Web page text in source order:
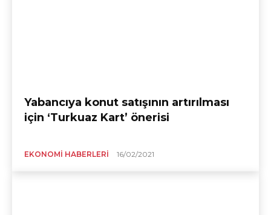
Yabancıya konut satışının artırılması
için ‘Turkuaz Kart’ önerisi
EKONOMI HABERLERI 16/02/2021